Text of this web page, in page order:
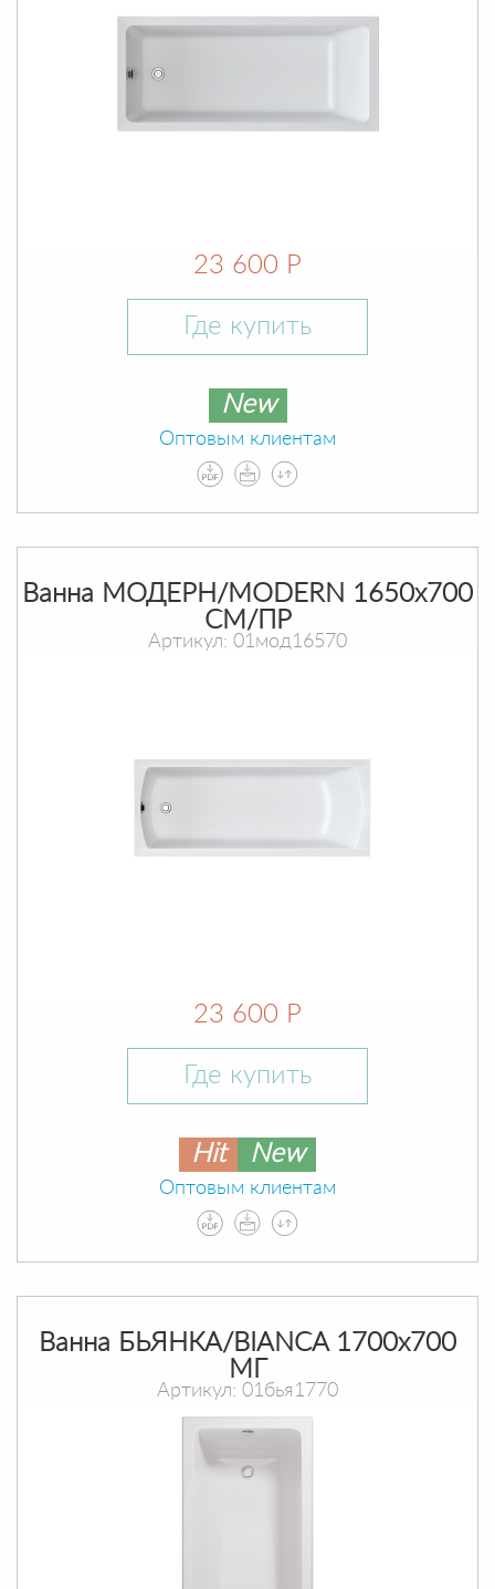
23 600 Р
Где купить
New
Оптовым клиентам
Ванна МОДЕРН/MODERN 1650х700
СМ/ПР
Артикул: 01мод16570
23 600 Р
Где купить
Hit New
Оптовым клиентам
Ванна БЬЯНКА/BIANCA 1700х700
МГ
Артикул: 01бья1770